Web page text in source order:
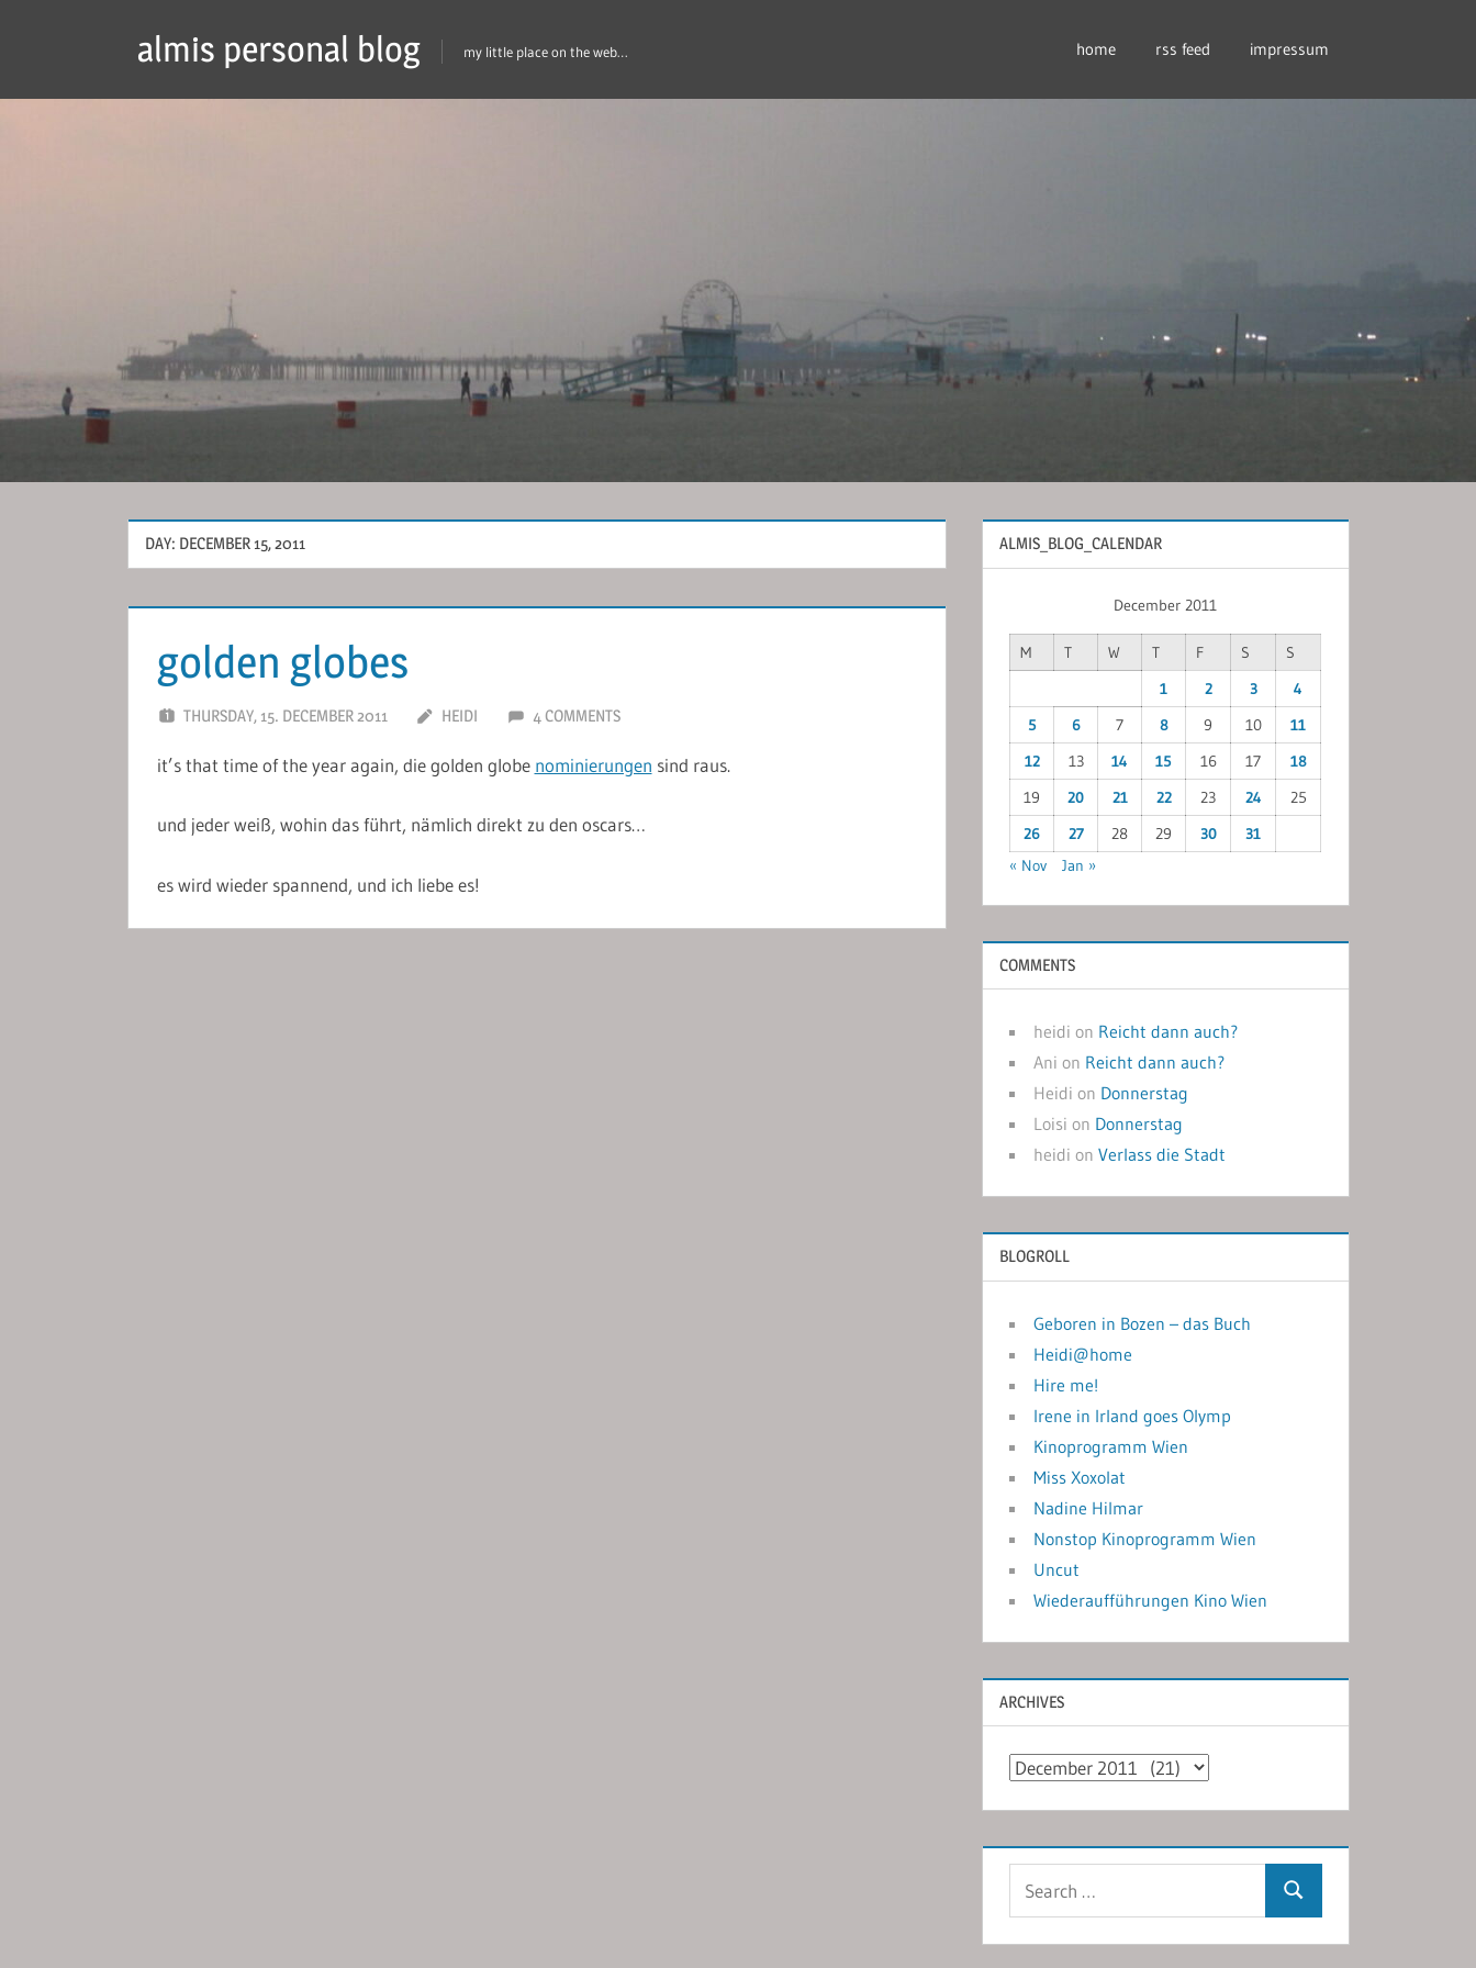
almis personal blog my little place on the web… home rss feed impressum
DAY: DECEMBER 15, 2011
golden globes
THURSDAY, 15. DECEMBER 2011 HEIDI 4 COMMENTS
it’s that time of the year again, die golden globe nominierungen sind raus.
und jeder weiß, wohin das führt, nämlich direkt zu den oscars…
es wird wieder spannend, und ich liebe es!
ALMIS_BLOG_CALENDAR
December 2011
M T W T F S
S
1
2 3
4
5
6 7 8 9 10
11
12
13 14 15 16 17
18
19
20 21 22 23 24
25
26
27 28 29 30
31
« Nov
Jan »
COMMENTS
heidi on Reicht dann auch?
Ani on Reicht dann auch?
Heidi on Donnerstag
Loisi on Donnerstag
heidi onVerlass die Stadt
BLOGROLL
Geboren in Bozen – das Buch
Heidi@home
Hire me!
Irene in Irland goes Olymp
Kinoprogramm Wien
Miss Xoxolat
Nadine Hilmar
Nonstop Kinoprogramm Wien
Uncut
Wiederaufführungen Kino Wien
ARCHIVES
Archives
Search